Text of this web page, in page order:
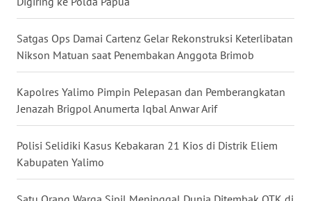
Satgas Ops Damai Cartenz Gelar Rekonstruksi Keterlibatan
Nikson Matuan saat Penembakan Anggota Brimob
Kapolres Yalimo Pimpin Pelepasan dan Pemberangkatan
Jenazah Brigpol Anumerta Iqbal Anwar Arif
Polisi Selidiki Kasus Kebakaran 21 Kios di Distrik Eliem
Kabupaten Yalimo
KALTARA
KALSEL
WN
KALTIM
WN
SULSEL